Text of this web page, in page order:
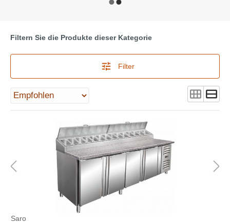
Filtern Sie die Produkte dieser Kategorie
Filter
Saro